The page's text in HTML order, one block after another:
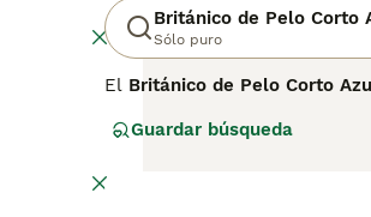
Británico de Pelo Corto
Sólo puro
El Británico de Pelo Corto
grandes ojos dorados o
francés — ambas razas
Shorthair y el Chartreux son
Guardar búsqueda